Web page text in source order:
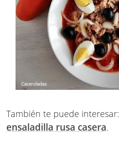
También te puede interesar:
ensaladilla rusa casera.